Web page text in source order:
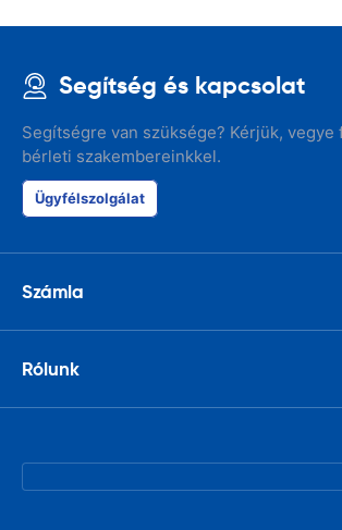
Segítség és kapcsolat
Segítségre van szüksége? Kérjük, vegye
bérleti szakembereinkkel.
Ügyfélszolgálat
Számla
Rólunk